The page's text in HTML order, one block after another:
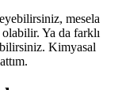
mesela
Ya da farklı
Kimyasal